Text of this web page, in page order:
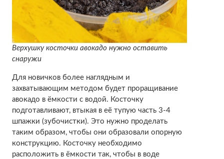
Верхушку косточки авокадо нужно оставить
снаружи
Для новичков более наглядным и
захватывающим методом будет проращивание
авокадо в ёмкости с водой. Косточку
подготавливают, втыкая в её тупую часть 3-4
шпажки (зубочистки). Это нужно проделать
таким образом, чтобы они образовали опорную
конструкцию. Косточку необходимо
расположить в ёмкости так, чтобы в воде